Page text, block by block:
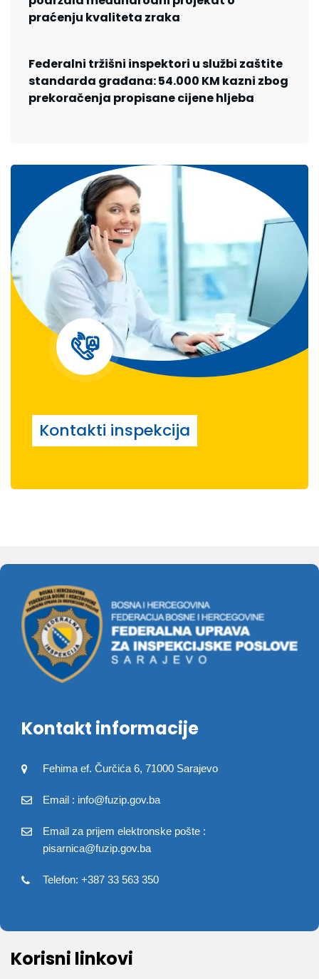
praćenju kvaliteta zraka
Federalni tržišni inspektori u službi zaštite
standarda građana: 54.000 KM kazni zbog
prekoračenja propisane cijene hljeba
Kontakti inspekcija
Kontakt informacije
Fehima ef. Čurčića 6, 71000 Sarajevo
Email : info@fuzip.gov.ba
Email za prijem elektronske pošte :
pisarnica@fuzip.gov.ba
Telefon: +387 33 563 350
Korisni linkovi